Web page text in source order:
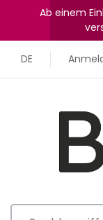
Ab einem
DE